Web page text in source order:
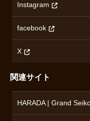
ロンジン
ブランド一覧を見る
プライバシーポリシー
無断転載・商用利用につ
コンテンツ制作ポリシ
Instagram
facebook
X
関連サイト
HARADA | Grand